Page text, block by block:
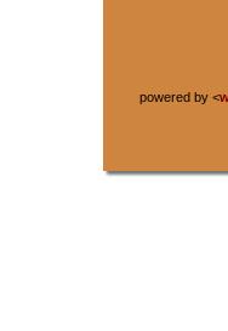
powered by <